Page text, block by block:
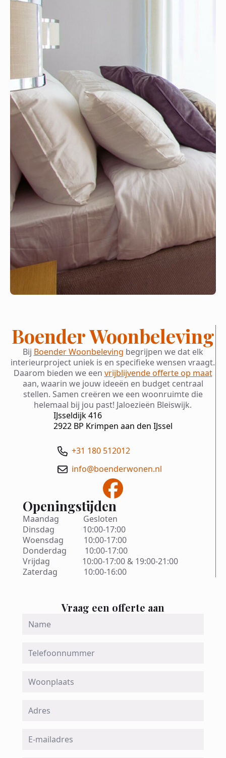
Boender Woonbeleving
Bij Boender Woonbeleving begrijpen we dat elk
interieurproject uniek is en specifieke wensen vraagt.
Daarom bieden we een vrijblijvende offerte op maat
aan, waarin we jouw ideeën en budget centraal
stellen. Samen creëren we een woonruimte die
helemaal bij jou past! Jaloezieën Bleiswijk.
IJsseldijk 416
2922 BP Krimpen aan den IJssel
+31 180 512012
info@boenderwonen.nl
Openingstijden
Maandag Gesloten
Dinsdag 10:00-17:00
Woensdag 10:00-17:00
Donderdag 10:00-17:00
Vrijdag 10:00-17:00 & 19:00-21:00
Zaterdag 10:00-16:00
Vraag een offerte aan